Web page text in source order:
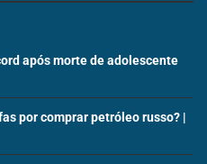
após morte de adolescente
por comprar petróleo russo? |